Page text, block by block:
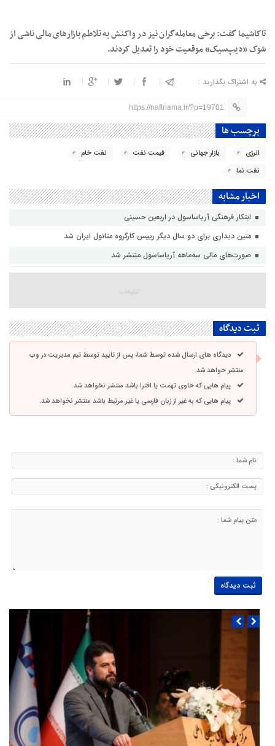
تاکاشیما گفت: برخی معامله‌گران نیز در واکنش به تلاطم بازارهای مالی ناشی از
شوک «دیپ‌سیک» موقعیت خود را تعدیل کردند.
به اشتراک بگذارید :
https://naftnama.ir/?p=19701
برچسب ها
انرژی بازار جهانی قیمت نفت
نفت خام
نفت نما
اخبار مشابه
ابتکار فرهنگی آریاساسول در اربعین حسینی
متین دیداری برای دو سال دیگر رییس کارگروه متانول ایران شد
صورت‌های مالی سه‌ماهه آریاساسول منتشر شد
ثبت دیدگاه
دیدگاه های ارسال شده توسط شما، پس از تایید توسط تیم مدیریت در وب
منتشر خواهد شد.
پیام هایی که حاوی تهمت یا افترا باشد منتشر نخواهد شد.
پیام هایی که به غیر از زبان فارسی یا غیر مرتبط باشد منتشر نخواهد شد.